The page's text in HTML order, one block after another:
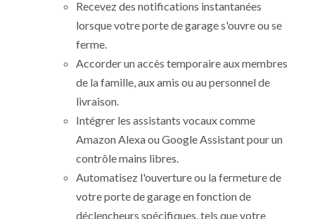
Recevez des notifications instantanées
lorsque votre porte de garage s'ouvre ou se
ferme.
Accorder un accès temporaire aux membres
de la famille, aux amis ou au personnel de
livraison.
Intégrer les assistants vocaux comme
Amazon Alexa ou Google Assistant pour un
contrôle mains libres.
Automatisez l'ouverture ou la fermeture de
votre porte de garage en fonction de
déclencheurs spécifiques, tels que votre